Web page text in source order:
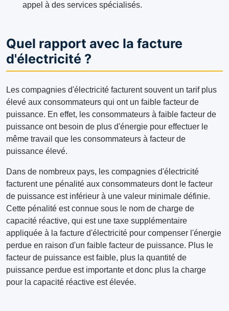
appel à des services spécialisés.
Quel rapport avec la facture
d'électricité ?
Les compagnies d'électricité facturent souvent un tarif plus
élevé aux consommateurs qui ont un faible facteur de
puissance. En effet, les consommateurs à faible facteur de
puissance ont besoin de plus d'énergie pour effectuer le
même travail que les consommateurs à facteur de
puissance élevé.
Dans de nombreux pays, les compagnies d'électricité
facturent une pénalité aux consommateurs dont le facteur
de puissance est inférieur à une valeur minimale définie.
Cette pénalité est connue sous le nom de charge de
capacité réactive, qui est une taxe supplémentaire
appliquée à la facture d'électricité pour compenser l'énergie
perdue en raison d'un faible facteur de puissance. Plus le
facteur de puissance est faible, plus la quantité de
puissance perdue est importante et donc plus la charge
pour la capacité réactive est élevée.